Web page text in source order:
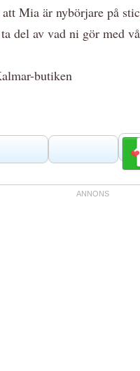
Mia är nybörjare på
del av vad ni gör med
butiken